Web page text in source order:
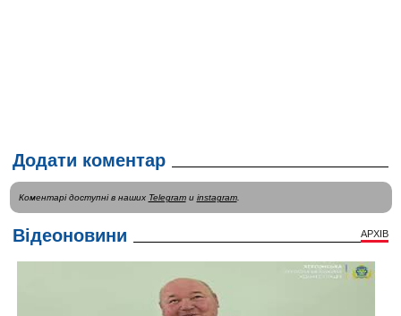
Додати коментар
Коментарі доступні в наших Telegramи instagram.
Відеоновини АРХІВ